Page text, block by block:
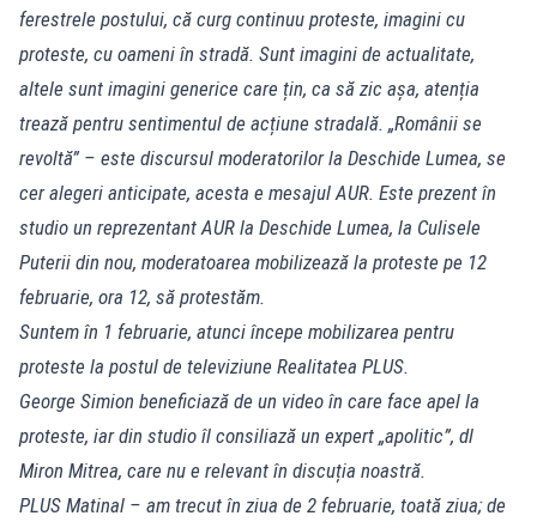
ferestrele postului, că curg continuu proteste, imagini cu
proteste, cu oameni în stradă. Sunt imagini de actualitate,
altele sunt imagini generice care țin, ca să zic așa, atenția
trează pentru sentimentul de acțiune stradală. „Românii se
revoltă” – este discursul moderatorilor la Deschide Lumea, se
cer alegeri anticipate, acesta e mesajul AUR. Este prezent în
studio un reprezentant AUR la Deschide Lumea, la Culisele
Puterii din nou, moderatoarea mobilizează la proteste pe 12
februarie, ora 12, să protestăm.
Suntem în 1 februarie, atunci începe mobilizarea pentru
proteste la postul de televiziune Realitatea PLUS.
George Simion beneficiază de un video în care face apel la
proteste, iar din studio îl consiliază un expert „apolitic”, dl
Miron Mitrea, care nu e relevant în discuția noastră.
PLUS Matinal – am trecut în ziua de 2 februarie, toată ziua; de